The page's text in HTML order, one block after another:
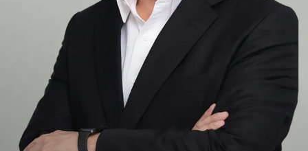
การพัฒนาอย่างยั่งยืน
การกำกับดูแลกิจการที่ดี
ข่าวสารและกิจกรรม
ร่วมงานกับเรา